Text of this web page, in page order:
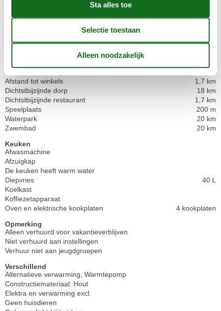
Chromecast
Afstand tot winkels
1,7 km
Dichtstbijzijnde dorp
18 km
Dichtstbijzijnde restaurant
1,7 km
Speelplaats
200 m
Waterpark
20 km
Zwembad
20 km
Keuken
Afwasmachine
Afzuigkap
De keuken heeft warm water
Diepvries
40 L
Koelkast
Koffiezetapparaat
Oven en elektrische kookplaten
4 kookplaten
Opmerking
Alleen verhuurd voor vakantieverblijven
Niet verhuurd aan instellingen
Verhuur niet aan jeugdgroepen
Verschillend
Alternatieve verwarming, Warmtepomp
Constructiemateriaal: Hout
Elektra en verwarming excl.
Geen huisdieren